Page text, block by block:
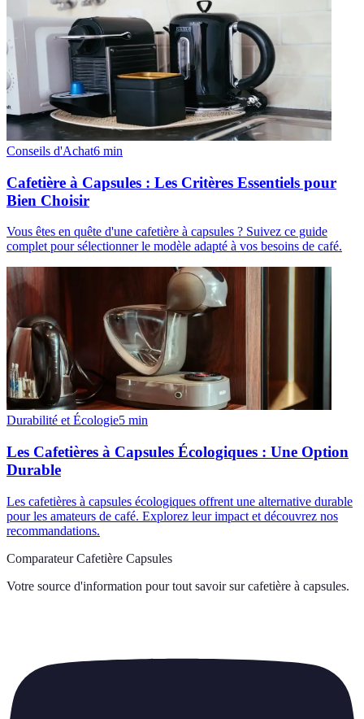
Conseils d'Achat6 min
Cafetière à Capsules : Les Critères Essentiels pour
Bien Choisir
Vous êtes en quête d'une cafetière à capsules ? Suivez ce guide
complet pour sélectionner le modèle adapté à vos besoins de café.
Durabilité et Écologie5 min
Les Cafetières à Capsules Écologiques : Une Option
Durable
Les cafetières à capsules écologiques offrent une alternative durable
pour les amateurs de café. Explorez leur impact et découvrez nos
recommandations.
Comparateur Cafetière Capsules
Votre source d'information pour tout savoir sur cafetière à capsules.